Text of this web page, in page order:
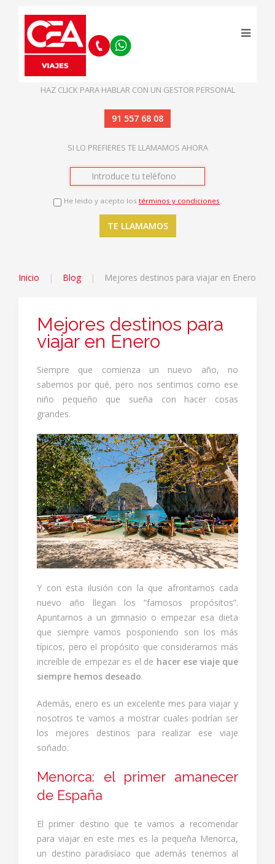
HAZ CLICK PARA HABLAR CON UN GESTOR PERSONAL
91 557 68 08
SI LO PREFIERES TE LLAMAMOS AHORA
He leido y acepto los términos y condiciones.
Inicio Blog Mejores destinos para viajar en Enero
Mejores destinos para
viajar en Enero
Siempre que comienza un nuevo año, no
sabemos por qué, pero nos sentimos como ese
niño pequeño que sueña con hacer cosas
grandes.
Y con esta ilusión con la que afrontamos cada
nuevo año llegan los “famosos propósitos”.
Apuntarnos a un gimnasio o empezar esa dieta
que siempre vamos posponiendo son los más
típicos, pero el propósito que consideramos más
increíble de empezar es el de hacer ese viaje que
siempre hemos deseado.
Además, enero es un excelente mes para viajar y
nosotros te vamos a mostrar cuales podrían ser
los mejores destinos para realizar ese viaje
soñado.
Menorca: el primer amanecer
de España
El primer destino que te vamos a recomendar
para viajar en este mes es la pequeña Menorca,
un destino paradisíaco que además tenemos al